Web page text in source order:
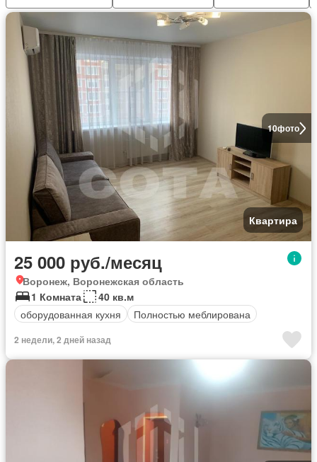
10фото
Квартира
25 000 руб./месяц
Воронеж, Воронежская область
1 Комната
40 кв.м
оборудованная кухня
Полностью меблирована
2 недели, 2 дней назад